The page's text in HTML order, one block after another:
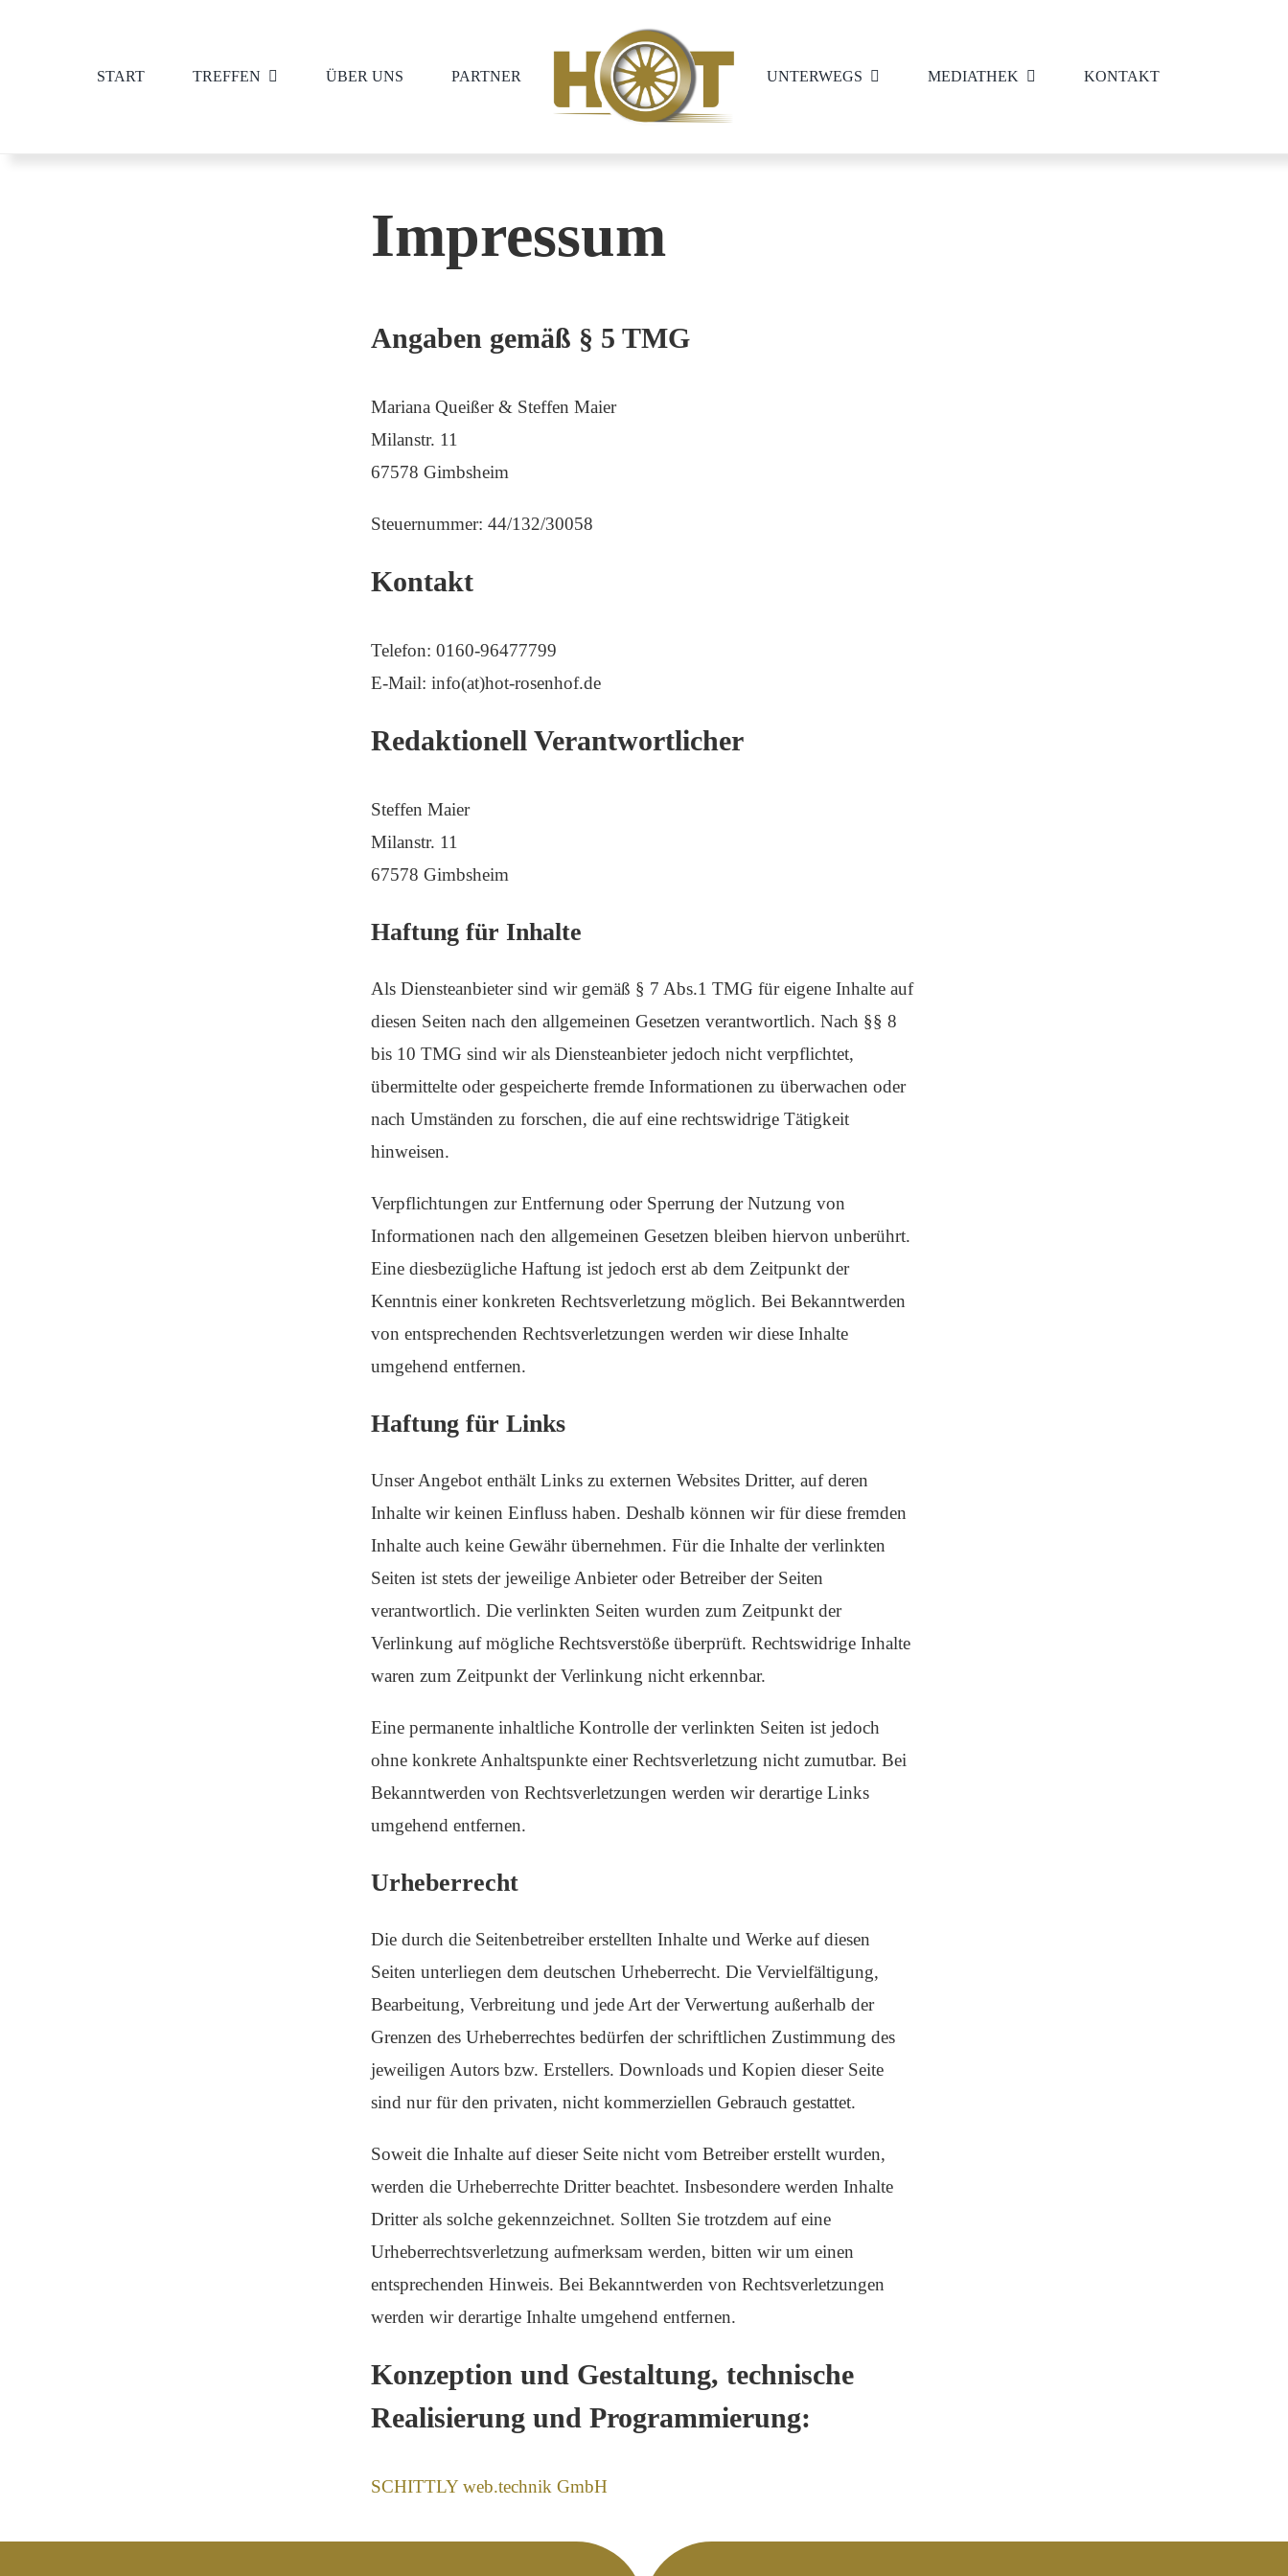
START TREFFEN ÜBER UNS PARTNER UNTERWEGS MEDIATHEK KONTAKT
Impressum
Angaben gemäß § 5 TMG
Mariana Queißer & Steffen Maier
Milanstr. 11
67578 Gimbsheim
Steuernummer: 44/132/30058
Kontakt
Telefon: 0160-96477799
E-Mail: info(at)hot-rosenhof.de
Redaktionell Verantwortlicher
Steffen Maier
Milanstr. 11
67578 Gimbsheim
Haftung für Inhalte
Als Diensteanbieter sind wir gemäß § 7 Abs.1 TMG für eigene Inhalte auf
diesen Seiten nach den allgemeinen Gesetzen verantwortlich. Nach §§ 8
bis 10 TMG sind wir als Diensteanbieter jedoch nicht verpflichtet,
übermittelte oder gespeicherte fremde Informationen zu überwachen oder
nach Umständen zu forschen, die auf eine rechtswidrige Tätigkeit
hinweisen.
Verpflichtungen zur Entfernung oder Sperrung der Nutzung von
Informationen nach den allgemeinen Gesetzen bleiben hiervon unberührt.
Eine diesbezügliche Haftung ist jedoch erst ab dem Zeitpunkt der
Kenntnis einer konkreten Rechtsverletzung möglich. Bei Bekanntwerden
von entsprechenden Rechtsverletzungen werden wir diese Inhalte
umgehend entfernen.
Haftung für Links
Unser Angebot enthält Links zu externen Websites Dritter, auf deren
Inhalte wir keinen Einfluss haben. Deshalb können wir für diese fremden
Inhalte auch keine Gewähr übernehmen. Für die Inhalte der verlinkten
Seiten ist stets der jeweilige Anbieter oder Betreiber der Seiten
verantwortlich. Die verlinkten Seiten wurden zum Zeitpunkt der
Verlinkung auf mögliche Rechtsverstöße überprüft. Rechtswidrige Inhalte
waren zum Zeitpunkt der Verlinkung nicht erkennbar.
Eine permanente inhaltliche Kontrolle der verlinkten Seiten ist jedoch
ohne konkrete Anhaltspunkte einer Rechtsverletzung nicht zumutbar. Bei
Bekanntwerden von Rechtsverletzungen werden wir derartige Links
umgehend entfernen.
Urheberrecht
Die durch die Seitenbetreiber erstellten Inhalte und Werke auf diesen
Seiten unterliegen dem deutschen Urheberrecht. Die Vervielfältigung,
Bearbeitung, Verbreitung und jede Art der Verwertung außerhalb der
Grenzen des Urheberrechtes bedürfen der schriftlichen Zustimmung des
jeweiligen Autors bzw. Erstellers. Downloads und Kopien dieser Seite
sind nur für den privaten, nicht kommerziellen Gebrauch gestattet.
Soweit die Inhalte auf dieser Seite nicht vom Betreiber erstellt wurden,
werden die Urheberrechte Dritter beachtet. Insbesondere werden Inhalte
Dritter als solche gekennzeichnet. Sollten Sie trotzdem auf eine
Urheberrechtsverletzung aufmerksam werden, bitten wir um einen
entsprechenden Hinweis. Bei Bekanntwerden von Rechtsverletzungen
werden wir derartige Inhalte umgehend entfernen.
Konzeption und Gestaltung, technische
Realisierung und Programmierung:
SCHITTLY web.technik GmbH